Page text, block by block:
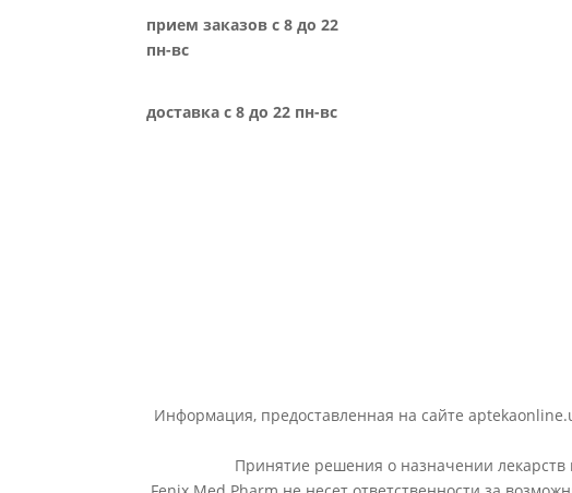
прием заказов с 8 до 22
пн-вс
доставка с 8 до 22 пн-вс
Информация, предоставленная на сайте
Принятие решения о назначении